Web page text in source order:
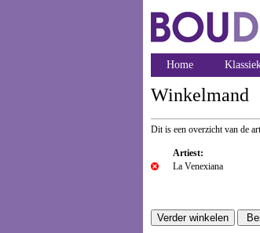
Home
Winkelmand
Dit is een overzicht van de
Artiest:
La Venexiana